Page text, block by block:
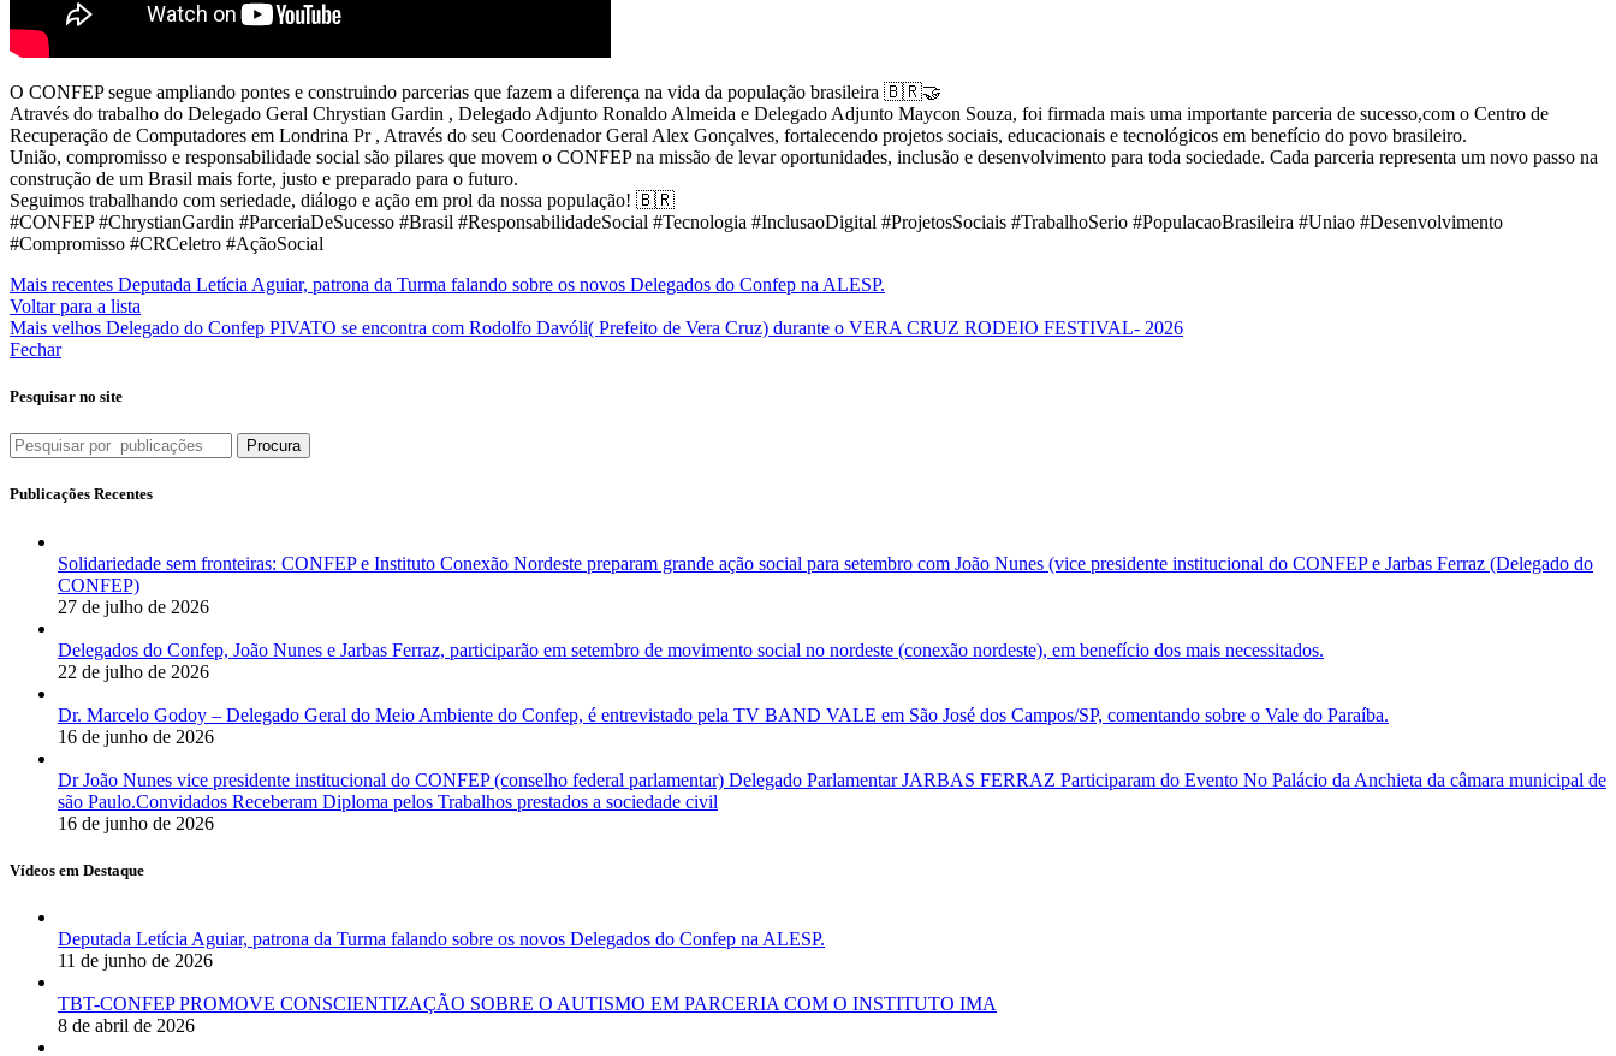
população
O CONFEP segue ampliando pontes e construindo parcerias que fazem a diferença na vida da população brasileira 🇧🇷🤝
Através do trabalho do Delegado Geral Chrystian Gardin , Delegado Adjunto Ronaldo Almeida e Delegado Adjunto Maycon Souza, foi firmada mais uma importante parceria de sucesso,com o Centro de
Recuperação de Computadores em Londrina Pr , Através do seu Coordenador Geral Alex Gonçalves, fortalecendo projetos sociais, educacionais e tecnológicos em benefício do povo brasileiro.
União, compromisso e responsabilidade social são pilares que movem o CONFEP na missão de levar oportunidades, inclusão e desenvolvimento para toda sociedade. Cada parceria representa um novo passo na
construção de um Brasil mais forte, justo e preparado para o futuro.
Seguimos trabalhando com seriedade, diálogo e ação em prol da nossa população! 🇧🇷
#CONFEP #ChrystianGardin #ParceriaDeSucesso #Brasil #ResponsabilidadeSocial #Tecnologia #InclusaoDigital #ProjetosSociais #TrabalhoSerio #PopulacaoBrasileira #Uniao #Desenvolvimento
#Compromisso #CRCeletro #AçãoSocial
Mais recentes Deputada Letícia Aguiar, patrona da Turma falando sobre os novos Delegados do Confep na ALESP.
Voltar para a lista
Mais velhos Delegado do Confep PIVATO se encontra com Rodolfo Davóli( Prefeito de Vera Cruz) durante o VERA CRUZ RODEIO FESTIVAL- 2026
Fechar
Pesquisar no site
Procura
Publicações Recentes
Solidariedade sem fronteiras: CONFEP e Instituto Conexão Nordeste preparam grande ação social para setembro com João Nunes (vice presidente institucional do CONFEP e Jarbas Ferraz (Delegado do
CONFEP)
27 de julho de 2026
Delegados do Confep, João Nunes e Jarbas Ferraz, participarão em setembro de movimento social no nordeste (conexão nordeste), em benefício dos mais necessitados.
22 de julho de 2026
Dr. Marcelo Godoy – Delegado Geral do Meio Ambiente do Confep, é entrevistado pela TV BAND VALE em São José dos Campos/SP, comentando sobre o Vale do Paraíba.
16 de junho de 2026
Dr João Nunes vice presidente institucional do CONFEP (conselho federal parlamentar) Delegado Parlamentar JARBAS FERRAZ Participaram do Evento No Palácio da Anchieta da câmara municipal de
são Paulo.Convidados Receberam Diploma pelos Trabalhos prestados a sociedade civil
16 de junho de 2026
Vídeos em Destaque
Deputada Letícia Aguiar, patrona da Turma falando sobre os novos Delegados do Confep na ALESP.
11 de junho de 2026
TBT-CONFEP PROMOVE CONSCIENTIZAÇÃO SOBRE O AUTISMO EM PARCERIA COM O INSTITUTO IMA
8 de abril de 2026